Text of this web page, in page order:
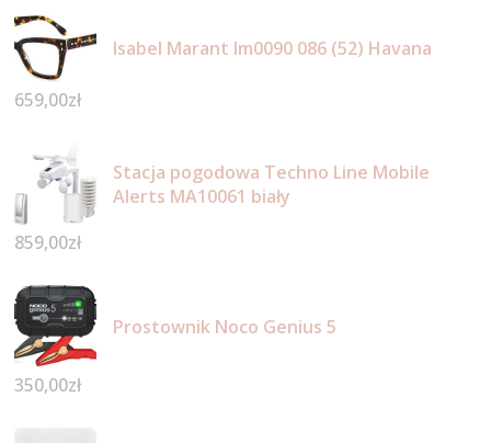
Isabel Marant Im0090 086 (52) Havana
659,00zł
Stacja pogodowa Techno Line Mobile
Alerts MA10061 biały
859,00zł
Prostownik Noco Genius 5
350,00zł